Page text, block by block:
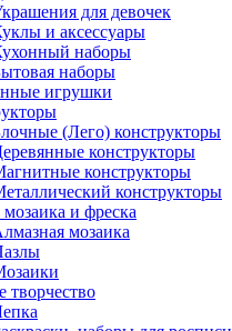
для девочек
и аксессуары
наборы
наборы
игрушки
(Лего) конструкторы
конструкторы
конструкторы
конструкторы
и фреска
мозаика
творчество